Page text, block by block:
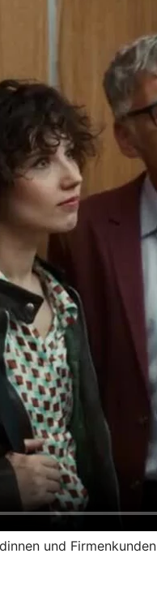
und Firmenkunden